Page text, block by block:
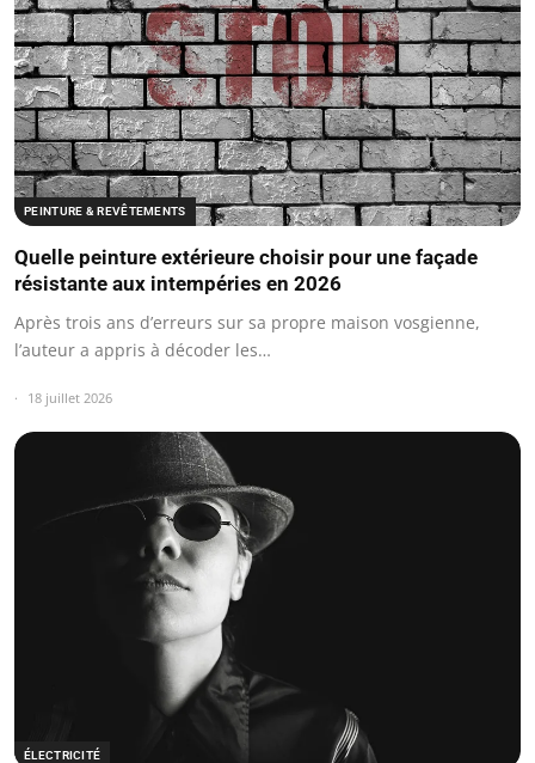
PEINTURE & REVÊTEMENTS
Quelle peinture extérieure choisir pour une façade
résistante aux intempéries en 2026
Après trois ans d’erreurs sur sa propre maison vosgienne,
l’auteur a appris à décoder les…
18 juillet 2026
ÉLECTRICITÉ